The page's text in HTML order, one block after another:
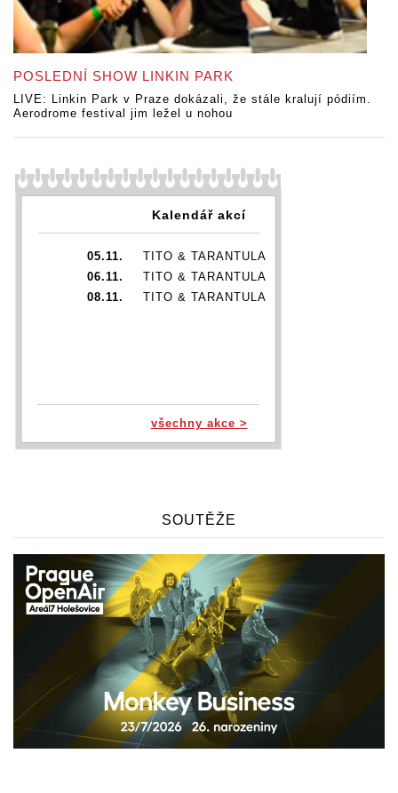
POSLEDNÍ SHOW LINKIN PARK
LIVE: Linkin Park v Praze dokázali, že stále kralují pódiím.
Aerodrome festival jim ležel u nohou
Kalendář akcí
05.11.
TITO & TARANTULA
06.11.
TITO & TARANTULA
08.11.
TITO & TARANTULA
všechny akce >
SOUTĚŽE